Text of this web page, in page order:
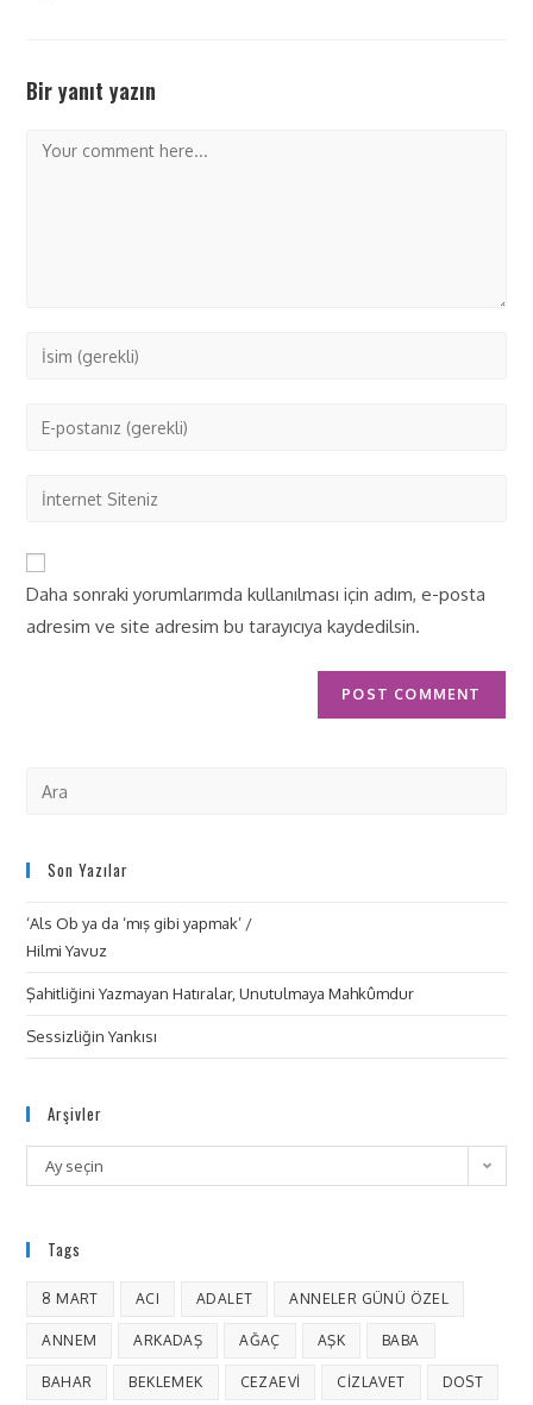
Bir yanıt yazın
Daha sonraki yorumlarımda kullanılması için adım, e-posta
adresim ve site adresim bu tarayıcıya kaydedilsin.
Son Yazılar
‘Als Ob ya da ‘mış gibi yapmak’ /
Hilmi Yavuz
Şahitliğini Yazmayan Hatıralar, Unutulmaya Mahkûmdur
Sessizliğin Yankısı
Arşivler
Ay seçin
Tags
8 MART ACI ADALET ANNELER GÜNÜ ÖZEL
ANNEM ARKADAŞ AĞAÇ AŞK BABA
BAHAR BEKLEMEK CEZAEVI CIZLAVET DOST